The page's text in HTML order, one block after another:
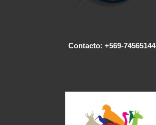
Contacto: +569-74565144